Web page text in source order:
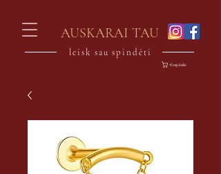
AUSKARAI TAU
leisk sau spindėti
Krepšelis